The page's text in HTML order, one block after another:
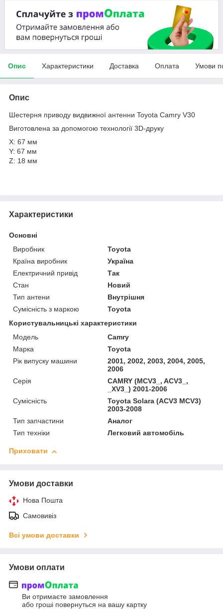
Опис Характеристики Доставка Оплата Умови
Опис
Шестерня приводу видвижної антенни Toyota Camry V30
Виготовлена за допомогою технології 3D-друку
X: 67 мм
Y: 67 мм
Z: 18 мм
Характеристики
Основні
Виробник
Toyota
Країна виробник
Україна
Електричний привід
Так
Стан
Новий
Тип антени
Внутрішня
Сумісність з маркою
Toyota
Користувальницькі характеристики
Мoдель
Camry
Марка
Toyota
Рік випуску машини
2001, 2002, 2003, 2004, 2005,
2006
Серія
CAMRY (MCV3_, ACV3_,
_XV3_) 2001-2006
Сумісність
Toyota Solara (ACV3 MCV3)
2003-2008
Тип запчастини
Аналог
Тип техніки
Легковий автомобіль
Приховати
Умови доставки
Нова Пошта
Самовивіз
Всі умови доставки
Умови оплати
Ви отримаєте замовлення
або гроші повернуться на вашу картку